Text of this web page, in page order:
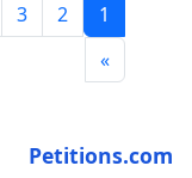
1
2
3
»
Petitions.com